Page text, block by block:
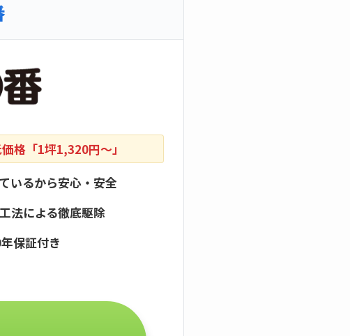
格「1坪1,320円〜」
いるから安心・安全
法による徹底駆除
保証付き